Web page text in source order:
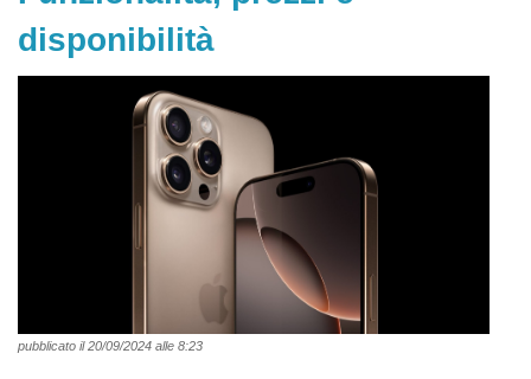
disponibilità
pubblicato il 20/09/2024 alle 8:23